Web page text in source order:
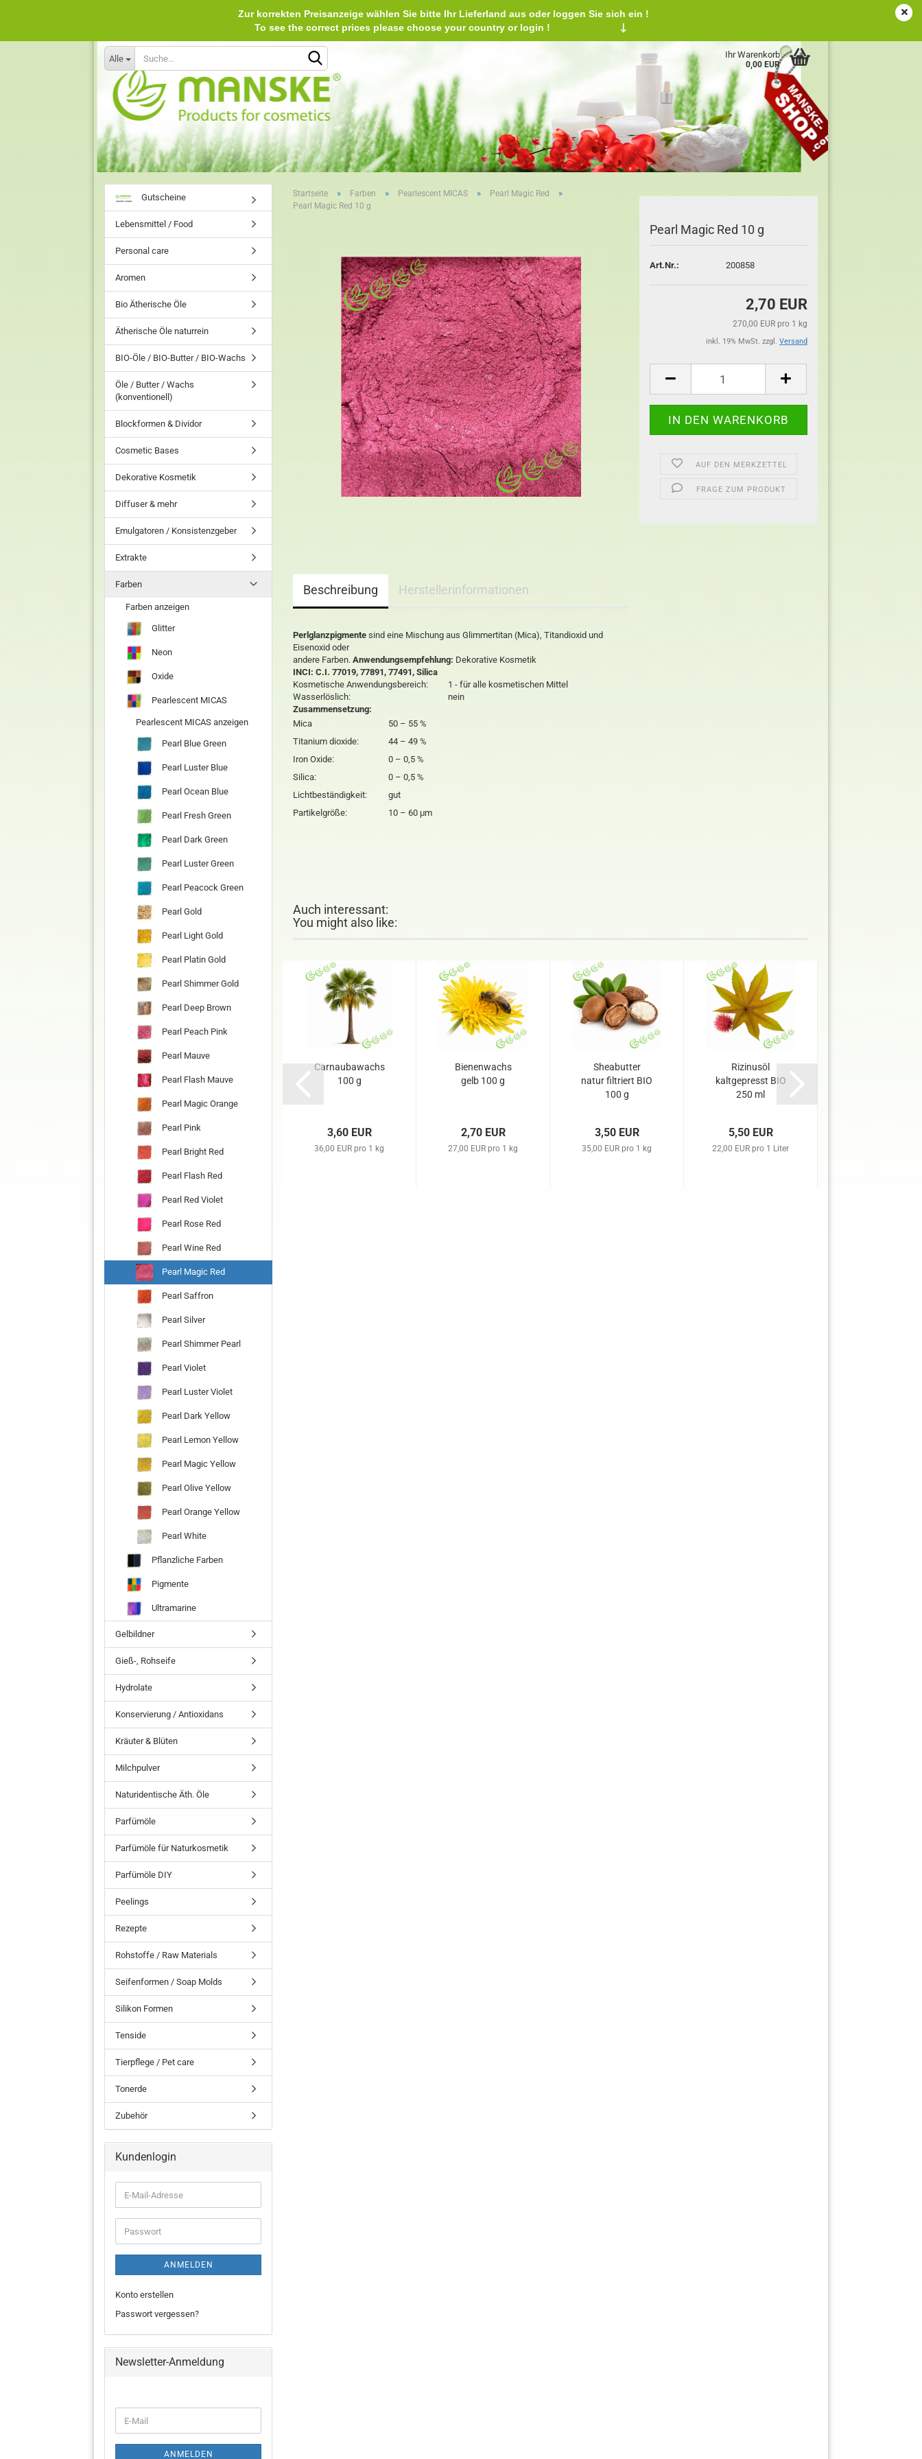
Alle Ihr Warenkorb
0,00 EUR
Zur korrekten Preisanzeige wählen Sie bitte Ihr Lieferland aus oder loggen Sie sich ein !
To see the correct prices please choose your country or login !
↓
Startseite » Farben » Pearlescent MICAS » Pearl Magic Red »
Pearl Magic Red 10 g
Pearl Magic Red 10 g
Art.Nr.: 200858
2,70 EUR
270,00 EUR pro 1 kg
inkl. 19% MwSt. zzgl. Versand
AUF DEN MERKZETTEL
FRAGE ZUM PRODUKT
Beschreibung Herstellerinformationen
Perlglanzpigmente sind eine Mischung aus Glimmertitan (Mica), Titandioxid und
Eisenoxid oder
andere Farben. Anwendungsempfehlung: Dekorative Kosmetik
INCI: C.I. 77019, 77891, 77491, Silica
Kosmetische Anwendungsbereich:
1 - für alle kosmetischen Mittel
Wasserlöslich:
nein
Zusammensetzung:
Mica
50 – 55 %
Titanium dioxide:
44 – 49 %
Iron Oxide:
0 – 0,5 %
Silica:
0 – 0,5 %
Lichtbeständigkeit:
gut
Partikelgröße:
10 – 60 μm
Auch interessant:
You might also like:
Carnaubawachs
100 g
3,60 EUR
36,00 EUR pro 1 kg
Bienenwachs
gelb 100 g
2,70 EUR
27,00 EUR pro 1 kg
Sheabutter
natur filtriert BIO
100 g
3,50 EUR
35,00 EUR pro 1 kg
Rizinusöl
kaltgepresst BIO
250 ml
5,50 EUR
22,00 EUR pro 1 Liter
Gutscheine
Lebensmittel / Food
Personal care
Aromen
Bio Ätherische Öle
Ätherische Öle naturrein
BIO-Öle / BIO-Butter / BIO-Wachs
Öle / Butter / Wachs
(konventionell)
Blockformen & Dividor
Cosmetic Bases
Dekorative Kosmetik
Diffuser & mehr
Emulgatoren / Konsistenzgeber
Extrakte
Farben
Farben anzeigen
Glitter
Neon
Oxide
Pearlescent MICAS
Pearlescent MICAS anzeigen
Pearl Blue Green
Pearl Luster Blue
Pearl Ocean Blue
Pearl Fresh Green
Pearl Dark Green
Pearl Luster Green
Pearl Peacock Green
Pearl Gold
Pearl Light Gold
Pearl Platin Gold
Pearl Shimmer Gold
Pearl Deep Brown
Pearl Peach Pink
Pearl Mauve
Pearl Flash Mauve
Pearl Magic Orange
Pearl Pink
Pearl Bright Red
Pearl Flash Red
Pearl Red Violet
Pearl Rose Red
Pearl Wine Red
Pearl Magic Red
Pearl Saffron
Pearl Silver
Pearl Shimmer Pearl
Pearl Violet
Pearl Luster Violet
Pearl Dark Yellow
Pearl Lemon Yellow
Pearl Magic Yellow
Pearl Olive Yellow
Pearl Orange Yellow
Pearl White
Pflanzliche Farben
Pigmente
Ultramarine
Gelbildner
Gieß-, Rohseife
Hydrolate
Konservierung / Antioxidans
Kräuter & Blüten
Milchpulver
Naturidentische Äth. Öle
Parfümöle
Parfümöle für Naturkosmetik
Parfümöle DIY
Peelings
Rezepte
Rohstoffe / Raw Materials
Seifenformen / Soap Molds
Silikon Formen
Tenside
Tierpflege / Pet care
Tonerde
Zubehör
Kundenlogin
ANMELDEN
Konto erstellen
Passwort vergessen?
Newsletter-Anmeldung
ANMELDEN